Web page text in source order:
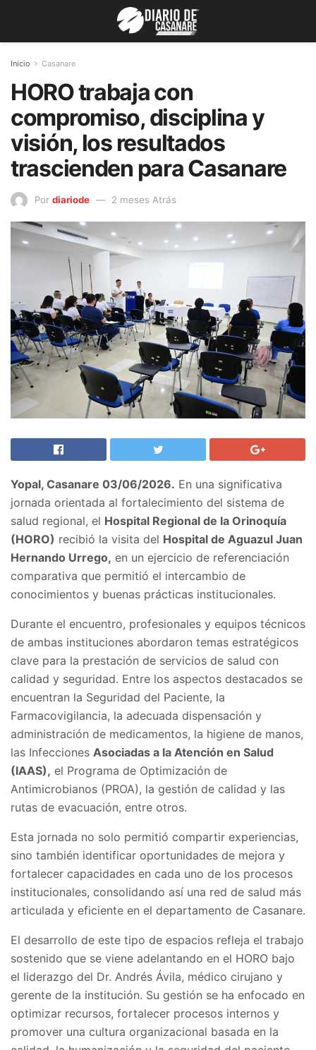
Inicio Casanare
HORO trabaja con
compromiso, disciplina y
visión, los resultados
trascienden para Casanare
Por diariode 2 meses Atrás
Yopal, Casanare 03/06/2026. En una significativa
jornada orientada al fortalecimiento del sistema de
salud regional, el Hospital Regional de la Orinoquía
(HORO) recibió la visita del Hospital de Aguazul Juan
Hernando Urrego, en un ejercicio de referenciación
comparativa que permitió el intercambio de
conocimientos y buenas prácticas institucionales.
Durante el encuentro, profesionales y equipos técnicos
de ambas instituciones abordaron temas estratégicos
clave para la prestación de servicios de salud con
calidad y seguridad. Entre los aspectos destacados se
encuentran la Seguridad del Paciente, la
Farmacovigilancia, la adecuada dispensación y
administración de medicamentos, la higiene de manos,
las Infecciones Asociadas a la Atención en Salud
(IAAS), el Programa de Optimización de
Antimicrobianos (PROA), la gestión de calidad y las
rutas de evacuación, entre otros.
Esta jornada no solo permitió compartir experiencias,
sino también identificar oportunidades de mejora y
fortalecer capacidades en cada uno de los procesos
institucionales, consolidando así una red de salud más
articulada y eficiente en el departamento de Casanare.
El desarrollo de este tipo de espacios refleja el trabajo
sostenido que se viene adelantando en el HORO bajo
el liderazgo del Dr. Andrés Ávila, médico cirujano y
gerente de la institución. Su gestión se ha enfocado en
optimizar recursos, fortalecer procesos internos y
promover una cultura organizacional basada en la